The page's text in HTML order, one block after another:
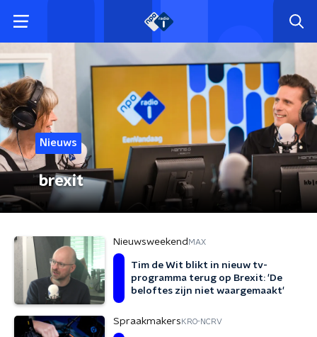
Nieuws
brexit
Nieuwsweekend MAX
Tim de Wit blikt in nieuw tv-
programma terug op Brexit: 'De
beloftes zijn niet waargemaakt'
Spraakmakers KRO-NCRV